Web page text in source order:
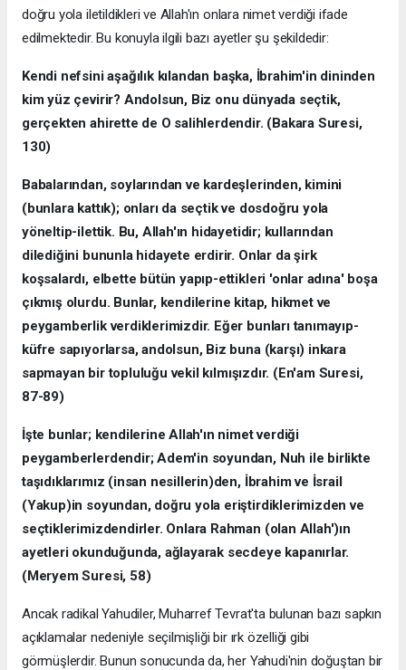
doğru yola iletildikleri ve Allah'ın onlara nimet verdiği ifade
edilmektedir. Bu konuyla ilgili bazı ayetler şu şekildedir:
Kendi nefsini aşağılık kılandan başka, İbrahim'in dininden
kim yüz çevirir? Andolsun, Biz onu dünyada seçtik,
gerçekten ahirette de O salihlerdendir. (Bakara Suresi,
130)
Babalarından, soylarından ve kardeşlerinden, kimini
(bunlara kattık); onlarıda seçtik ve dosdoğru yola
yöneltip-ilettik. Bu, Allah'ın hidayetidir; kullarından
dilediğini bununla hidayete erdirir. Onlar da şirk
koşsalardı, elbette bütün yapıp-ettikleri 'onlar adına' boşa
çıkmışolurdu. Bunlar, kendilerine kitap, hikmet ve
peygamberlik verdiklerimizdir. Eğer bunlarıtanımayıp-
küfre sapıyorlarsa, andolsun, Biz buna (karşı) inkara
sapmayan bir topluluğu vekil kılmışızdır. (En'am Suresi,
87-89)
İşte bunlar; kendilerine Allah'ın nimet verdiği
peygamberlerdendir; Adem'in soyundan, Nuh ile birlikte
taşıdıklarımız (insan nesillerin)den, İbrahim ve İsrail
(Yakup)in soyundan, doğru yola eriştirdiklerimizden ve
seçtiklerimizdendirler. Onlara Rahman (olan Allah')ın
ayetleri okunduğunda, ağlayarak secdeye kapanırlar.
(Meryem Suresi, 58)
Ancak radikal Yahudiler, Muharref Tevrat'ta bulunan bazı sapkın
açıklamalar nedeniyle seçilmişliği bir ırk özelliği gibi
görmüşlerdir. Bunun sonucunda da, her Yahudi'nin doğuştan bir